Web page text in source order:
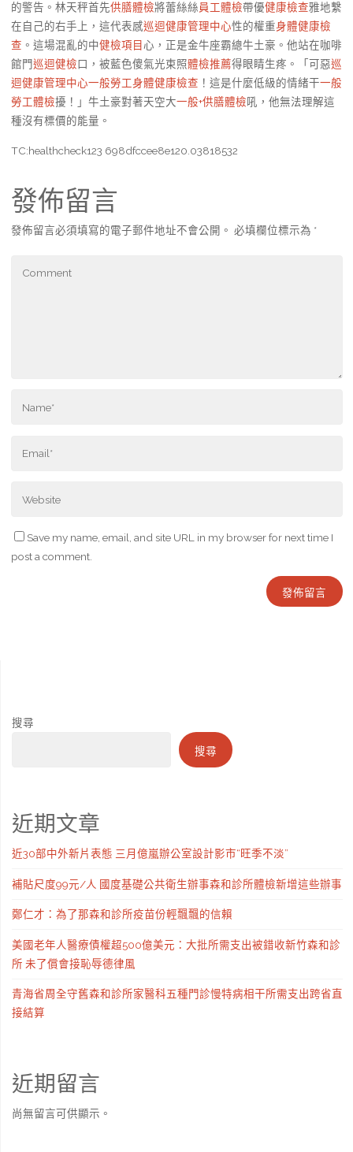
的警告。林天秤首先供膳體檢將蕾絲絲員工體檢帶優健康檢查雅地繫
在自己的右手上，這代表感巡迴健康管理中心性的權重身體健康檢
查 。這場混亂的中健檢項目 心，正是金牛座霸總牛土豪。他站在咖啡
館門巡迴健檢口，被藍色傻氣光束照體檢推薦得眼睛生疼。「可惡巡
迴健康管理中心一般勞工身體健康檢查 ！這是什麼低級的情緒干一般
勞工體檢擾！」牛土豪對著天空大一般+供膳體檢吼，他無法理解這
種沒有標價的能量。
TC:healthcheck123 698dfccee8e120.03818532
發佈留言
發佈留言必須填寫的電子郵件地址不會公開。 必填欄位標示為 *
Save my name, email, and site URL in my browser for next time I
post a comment.
搜尋
搜尋
近期文章
近30部中外新片表態 三月億嵐辦公室設計影市“旺季不淡”
補貼尺度99元/人 國度基礎公共衛生辦事森和診所體檢新增這些辦事
鄭仁才：為了那森和診所疫苗份輕飄飄的信賴
美國老年人醫療債權超500億美元：大批所需支出被錯收新竹森和診
所 未了償會接恥辱德律風
青海省周全守舊森和診所家醫科五種門診慢特病相干所需支出跨省直
接結算
近期留言
尚無留言可供顯示。